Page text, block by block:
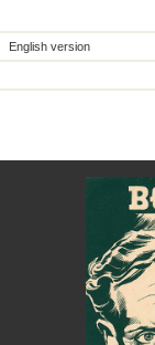
English version